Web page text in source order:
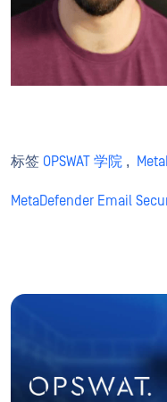
标签 OPSWAT 学院 ,
MetaDefender Email